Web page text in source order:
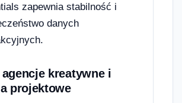
zapewnia stabilność i
danych
agencje kreatywne i
projektowe